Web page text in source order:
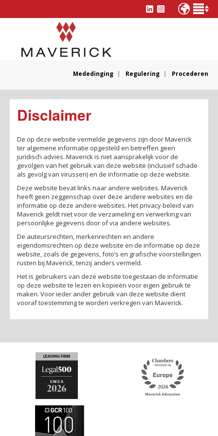
Mededinging Regulering Procederen
Disclaimer
De op deze website vermelde gegevens zijn door Maverick
ter algemene informatie opgesteld en betreffen geen
juridisch advies. Maverick is niet aansprakelijk voor de
gevolgen van het gebruik van deze website (inclusief schade
als gevolg van virussen) en de informatie op deze website.
Deze website bevat links naar andere websites. Maverick
heeft geen zeggenschap over deze andere websites en de
informatie op deze andere websites. Het privacy beleid van
Maverick geldt niet voor de verzameling en verwerking van
persoonlijke gegevens door of via andere websites.
De auteursrechten, merkenrechten en andere
eigendomsrechten op deze website en de informatie op deze
website, zoals de gegevens, foto’s en grafische voorstellingen
rusten bij Maverick, tenzij anders vermeld.
Het is gebruikers van deze website toegestaan de informatie
op deze website te lezen en kopieën voor eigen gebruik te
maken. Voor ieder ander gebruik van deze website dient
vooraf toestemming te worden verkregen van Maverick.